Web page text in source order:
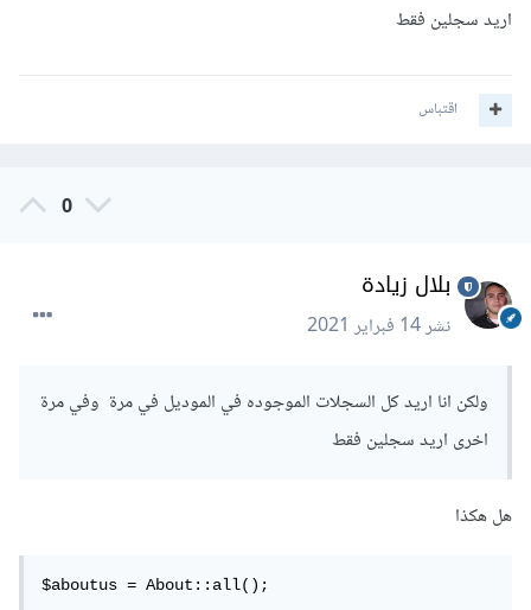
اريد سجلين فقط
اقتباس
0
بلال زيادة
نشر14 فبراير 2021
ولكن انا اريد كل السجلات الموجوده في الموديل في مرة وفي مرة
اخرى اريد سجلين فقط
هل هكذا
$aboutus = About::all();